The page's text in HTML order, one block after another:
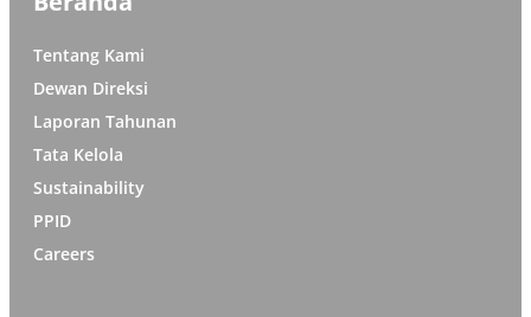
Tentang Kami
Dewan Direksi
Laporan Tahunan
Tata Kelola
Sustainability
PPID
Careers